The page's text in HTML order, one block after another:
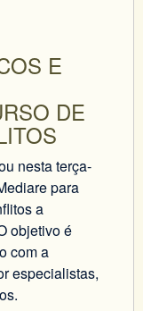
E
DE
nesta terça-
para
a
objetivo é
com a
especialistas,